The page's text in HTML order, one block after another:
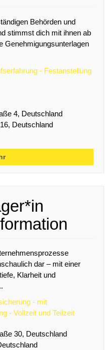
Behörden und
stimmst dich mit ihnen ab
Genehmigungsunterlagen
- Festanstellung
4, Deutschland
Deutschland
dar – mit einer
Klarheit und
- mit
- Vollzeit und Teilzeit
30, Deutschland